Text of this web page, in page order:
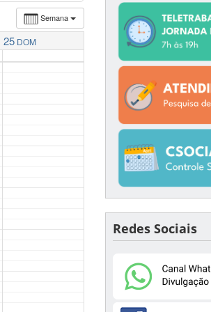
Semana
25 DOM
Redes Sociais